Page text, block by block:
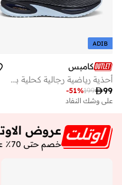
ADIB
كامبس
أحذية رياضية رجالية كحلية برباط – تصميم عصري بلونين مع راحة هوائية
99
199
-51%
على وشك النفاد
عروض
خصم حتى 70٪ على تشكيلات مختارة